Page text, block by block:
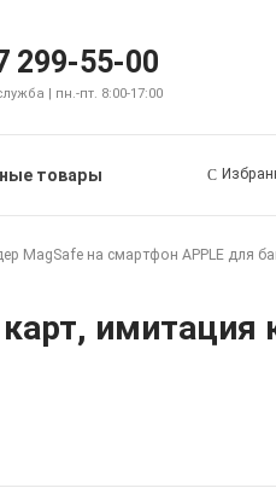
299-55-00
| пн.-пт. 8:00-17:00
товары
MagSafe на смартфон APPLE для
имитация